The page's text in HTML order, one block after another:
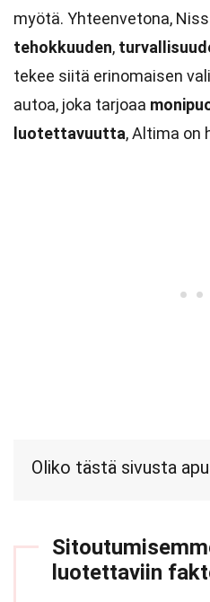
myötä. Yhteenvetona,
tehokkuuden,
tekee siitä erinomaisen
autoa, joka tarjoaa
luotettavuutta, Altima on
Oliko tästä sivusta
luotettaviin